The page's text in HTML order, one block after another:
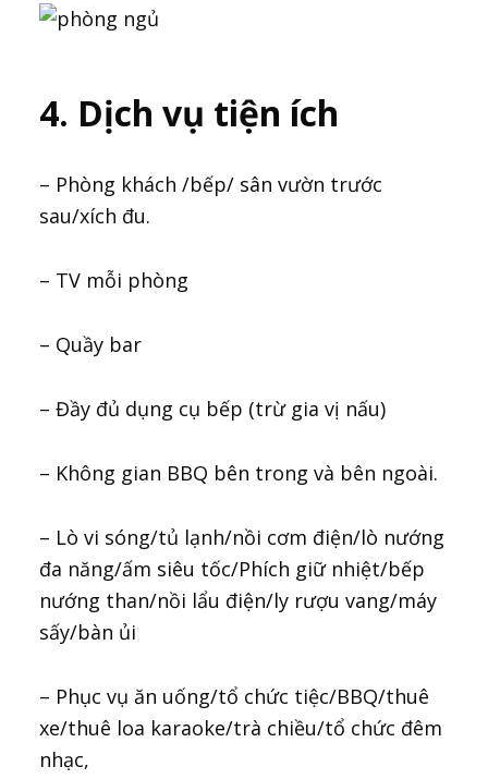
4. Dịch vụ tiện ích
– Phòng khách /bếp/ sân vườn trước
sau/xích đu.
– TV mỗi phòng
– Quầy bar
– Đầy đủ dụng cụ bếp (trừ gia vị nấu)
– Không gian BBQ bên trong và bên ngoài.
– Lò vi sóng/tủ lạnh/nồi cơm điện/lò nướng
đa năng/ấm siêu tốc/Phích giữ nhiệt/bếp
nướng than/nồi lẩu điện/ly rượu vang/máy
sấy/bàn ủi
– Phục vụ ăn uống/tổ chức tiệc/BBQ/thuê
xe/thuê loa karaoke/trà chiều/tổ chức đêm
nhạc,